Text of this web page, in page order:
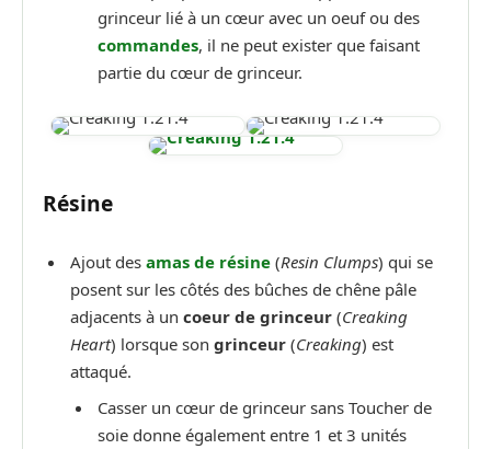
grinceur lié à un cœur avec un oeuf ou des
commandes, il ne peut exister que faisant
partie du cœur de grinceur.
Résine
Ajout des amas de résine (Resin Clumps) qui se
posent sur les côtés des bûches de chêne pâle
adjacents à un coeur de grinceur (Creaking
Heart) lorsque son grinceur (Creaking) est
attaqué.
Casser un cœur de grinceur sans Toucher de
soie donne également entre 1 et 3 unités